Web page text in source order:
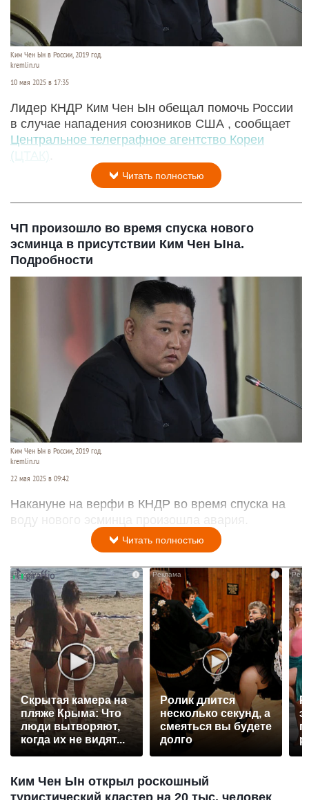
Ким Чен Ын в России, 2019 год.
kremlin.ru
10 мая 2025 в 17:35
Лидер КНДР Ким Чен Ын обещал помочь России
в случае нападения союзников США , сообщает
Центральное телеграфное агентство Кореи
(ЦТАК)
Читать полностью
ЧП произошло во время спуска нового
эсминца в присутствии Ким Чен Ына.
Подробности
Ким Чен Ын в России, 2019 год.
kremlin.ru
22 мая 2025 в 09:42
Накануне на верфи в КНДР во время спуска на
воду нового эсминца произошла авария.
Читать полностью
i
Скрытая камера на
пляже Крыма: Что
люди вытворяют,
когда их не видят...
Ролик длится
несколько секунд, а
смеяться вы будете
долго
Ким Чен Ын открыл роскошный
туристический кластер на 20 тыс. человек